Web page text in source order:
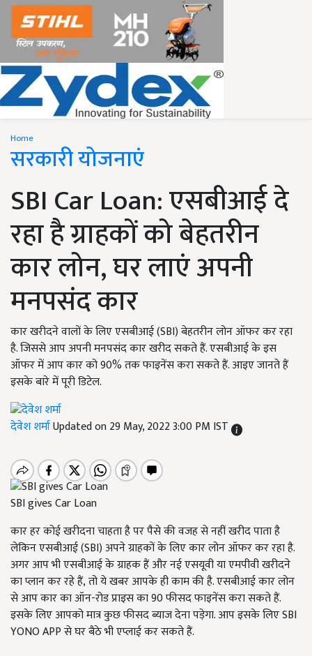
Home
सरकारी योजनाएं
SBI Car Loan: एसबीआई दे
रहा है ग्राहकों को बेहतरीन
कार लोन, घर लाएं अपनी
मनपसंद कार
कार खरीदने वालों के लिए एसबीआई (SBI) बेहतरीन लोन ऑफर कर रहा
है. जिससे आप अपनी मनपसंद कार खरीद सकते हैं. एसबीआई के इस
ऑफर में आप कार को 90% तक फाइनेंस करा सकते हैं. आइए जानते हैं
इसके बारे में पूरी डिटेल.
देवेश शर्माUpdated on 29 May, 2022 3:00 PM IST
SBI gives Car Loan
कार हर कोई खरीदना चाहता है पर पैसे की वजह से नहीं खरीद पाता है
लेकिन एसबीआई (SBI)अपने ग्राहकों के लिए कार लोन ऑफर कर रहा है.
अगर आप भी एसबीआई के ग्राहक हैं और नई एसयूवी या एमपीवी खरीदने
का प्लान कर रहे हैं,तो ये खबर आपके ही काम की है. एसबीआई कार लोन
से आप कार का ऑन-रोड प्राइस का90फीसद फाइनेंस करा सकते हैं.
इसके लिए आपको मात्र कुछ फीसद ब्याज देना पड़ेगा. आप इसके लिएSBI
YONO APPसे घर बैठे भी एप्लाई कर सकते हैं.